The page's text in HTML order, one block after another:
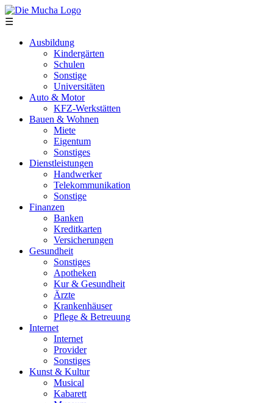
Direkt zum Inhalt
☰
Ausbildung
Kindergärten
Schulen
Sonstige
Universitäten
Auto & Motor
KFZ-Werkstätten
Bauen & Wohnen
Miete
Eigentum
Sonstiges
Dienstleistungen
Handwerker
Telekommunikation
Sonstige
Finanzen
Banken
Kreditkarten
Versicherungen
Gesundheit
Sonstiges
Apotheken
Kur & Gesundheit
Ärzte
Krankenhäuser
Pflege & Betreuung
Internet
Internet
Provider
Sonstiges
Kunst & Kultur
Musical
Kabarett